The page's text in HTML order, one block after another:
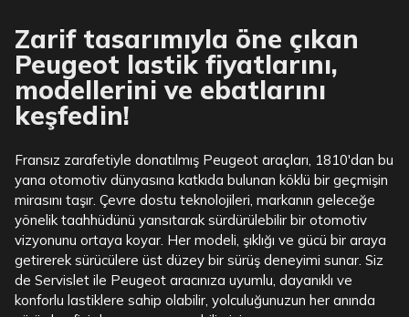
Zarif tasarımıyla öne çıkan
Peugeot lastik fiyatlarını,
modellerini ve ebatlarını
keşfedin!
Fransız zarafetiyle donatılmış Peugeot araçları, 1810'dan bu
yana otomotiv dünyasına katkıda bulunan köklü bir geçmişin
mirasını taşır. Çevre dostu teknolojileri, markanın geleceğe
yönelik taahhüdünü yansıtarak sürdürülebilir bir otomotiv
vizyonunu ortaya koyar. Her modeli, şıklığı ve gücü bir araya
getirerek sürücülere üst düzey bir sürüş deneyimi sunar. Siz
de Servislet ile Peugeot aracınıza uyumlu, dayanıklı ve
konforlu lastiklere sahip olabilir, yolculuğunuzun her anında